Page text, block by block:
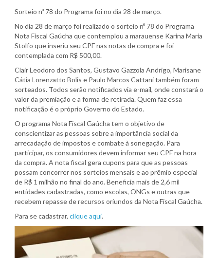
Sorteio nº 78 do Programa foi no dia 28 de março.
No dia 28 de março foi realizado o sorteio nº 78 do Programa
Nota Fiscal Gaúcha que contemplou a marauense Karina Maria
Stolfo que inseriu seu CPF nas notas de compra e foi
contemplada com R$ 500,00.
Clair Leodoro dos Santos, Gustavo Gazzola Andrigo, Marisane
Cátia Lorenzatto Bolis e Paulo Marcos Cattani também foram
sorteados. Todos serão notificados via e-mail, onde constará o
valor da premiação e a forma de retirada. Quem faz essa
notificação é o próprio Governo do Estado.
O programa Nota Fiscal Gaúcha tem o objetivo de
conscientizar as pessoas sobre a importância social da
arrecadação de impostos e combate à sonegação. Para
participar, os consumidores devem informar seu CPF na hora
da compra. A nota fiscal gera cupons para que as pessoas
possam concorrer nos sorteios mensais e ao prêmio especial
de R$ 1 milhão no final do ano. Beneficia mais de 2,6 mil
entidades cadastradas, como escolas, ONGs e outras que
recebem repasse de recursos oriundos da Nota Fiscal Gaúcha.
Para se cadastrar, clique aqui.